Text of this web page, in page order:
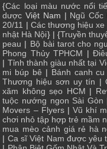
{Các loại màu nước nổi
dược Việt Nam | Ngũ Cốc
20/11 | Các thương hiệu xe
nhật Hà Nội} | {Truyền
peau | Bộ bài tarot cho
Phong Thủy TPHCM |
| Tỉnh thành giàu nhất tại
mi búp bê | Bánh canh
Thương hiệu sơn uy tín |
xăm không sẹo HCM |
tuộc nướng ngon Sài Gòn
Movers – Flyers| Vũ khí
chơi nhỏ tập hợp trẻ mầm
mua mèo cảnh giá rẻ hà
| Ca sĩ Việt Nam được yêu